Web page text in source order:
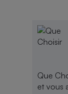
Que
et vous